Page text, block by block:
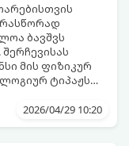
ბავშვს
მის ფიზიკურ
ტიპაჟს
2026/04/29 10:20